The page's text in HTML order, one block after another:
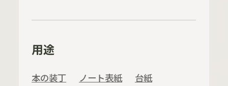
用途
本の装丁 ノート表紙
台紙